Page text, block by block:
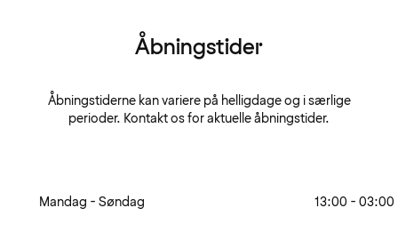
Åbningstider
Åbningstiderne kan variere på helligdage og i særlige
perioder. Kontakt os for aktuelle åbningstider.
Mandag - Søndag 13:00 - 03:00